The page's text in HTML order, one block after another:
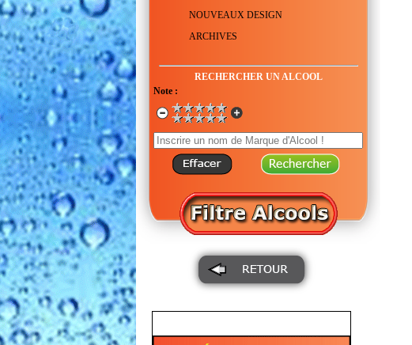
NOUVEAUX DESIGN
ARCHIVES
RECHERCHER UN ALCOOL
Note :